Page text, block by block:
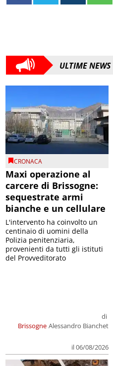
ULTIME NEWS
CRONACA
Maxi operazione al
carcere di Brissogne:
sequestrate armi
bianche e un cellulare
Brissogne
di
Alessandro Bianchet
il 06/08/2026
L'intervento ha coinvolto un
centinaio di uomini della
Polizia penitenziaria,
provenienti da tutti gli istituti
del Provveditorato